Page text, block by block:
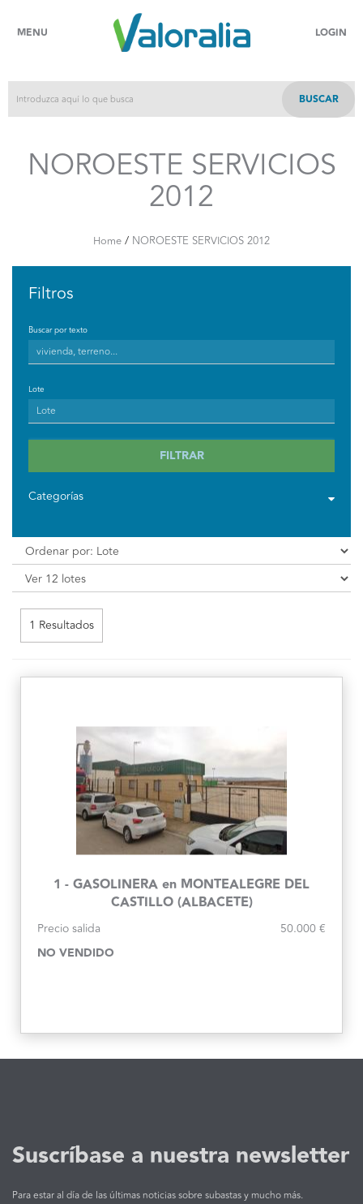
MENU LOGIN
BUSCAR
NOROESTE SERVICIOS
2012
Home / NOROESTE SERVICIOS 2012
Filtros
Buscar por texto
Lote
FILTRAR
Categorías
1 Resultados
1 - GASOLINERA en MONTEALEGRE DEL
CASTILLO (ALBACETE)
Precio salida 50.000 €
NO VENDIDO
Suscríbase a nuestra newsletter
Para estar al día de las últimas noticias sobre subastas y mucho más.